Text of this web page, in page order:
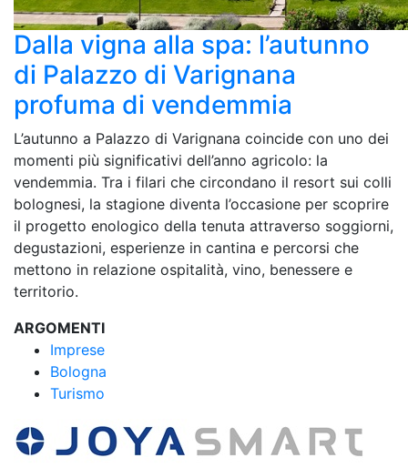
Dalla vigna alla spa: l’autunno
di Palazzo di Varignana
profuma di vendemmia
L’autunno a Palazzo di Varignana coincide con uno dei
momenti più significativi dell’anno agricolo: la
vendemmia. Tra i filari che circondano il resort sui colli
bolognesi, la stagione diventa l’occasione per scoprire
il progetto enologico della tenuta attraverso soggiorni,
degustazioni, esperienze in cantina e percorsi che
mettono in relazione ospitalità, vino, benessere e
territorio.
ARGOMENTI
Imprese
Bologna
Turismo